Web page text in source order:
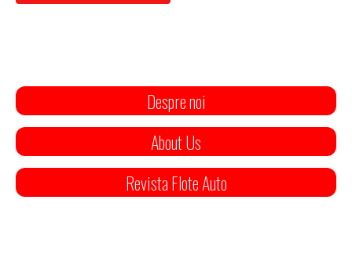
Despre noi
About Us
Revista Flote Auto